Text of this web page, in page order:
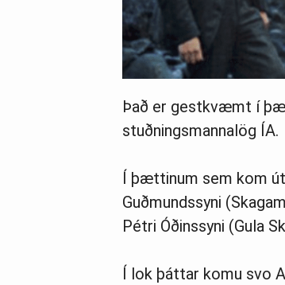
Það er gestkvæmt í
stuðningsmannalög ÍA.
Í þættinum sem kom
Guðmundssyni
Pétri Óðinssyni (Gula
Í lok þáttar komu svo